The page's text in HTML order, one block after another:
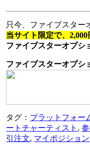
只今、ファイブスター
当サイト限定で、
ファイブスターオプシ
ファイブスターオプシ
タグ： プラットフォー
ートチャーティスト ,
引注文, マイポジション